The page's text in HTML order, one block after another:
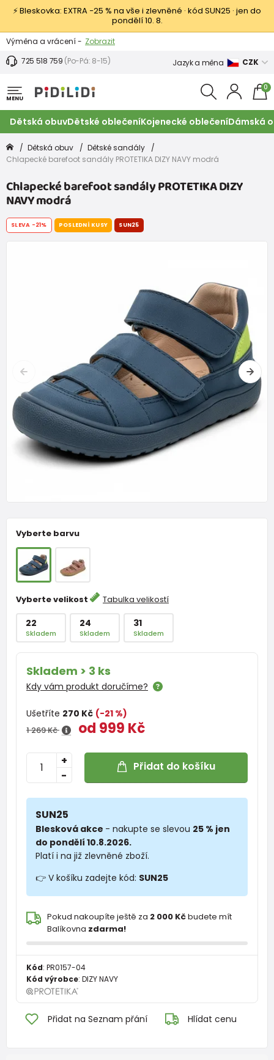
⚡ Bleskovka: EXTRA −25 % na vše i zlevněné · kód SUN25 · jen do
pondělí 10. 8.
Výměna a vrácení - Zobrazit
Sleva 100 Kč na první nákup -
725 518 759 (Po-Pá: 8-15) Jazyk a měna CZK
MENU
0
Dětská obuvDětské oblečeníKojenecké oblečeníDámská
Dětská obuv
Dětské sandály
Chlapecké barefoot sandály PROTETIKA DIZY NAVY modrá
Chlapecké barefoot sandály PROTETIKA DIZY
NAVY modrá
Vyberte barvu
Vyberte velikost Tabulka velikostí
22
Skladem
24
Skladem
31
Skladem
Skladem > 3 ks
Kdy vám produkt doručíme?
Ušetříte 270 Kč (-21 %)
1 269 Kč od 999 Kč
-
+ Přidat do košíku
SUN25
Blesková akce - nakupte se slevou 25 % jen
do pondělí 10.8.2026.
Platí i na již zlevněné zboží.
👉 V košíku zadejte kód: SUN25
Pokud nakoupíte ještě za 2 000 Kčbudete mít
Balíkovna zdarma!
Kód: PR0157-04
Kód výrobce: DIZY NAVY
Přidat na Seznam přání Hlídat cenu
SLEVA -21% POSLEDNÍ KUSY SUN25